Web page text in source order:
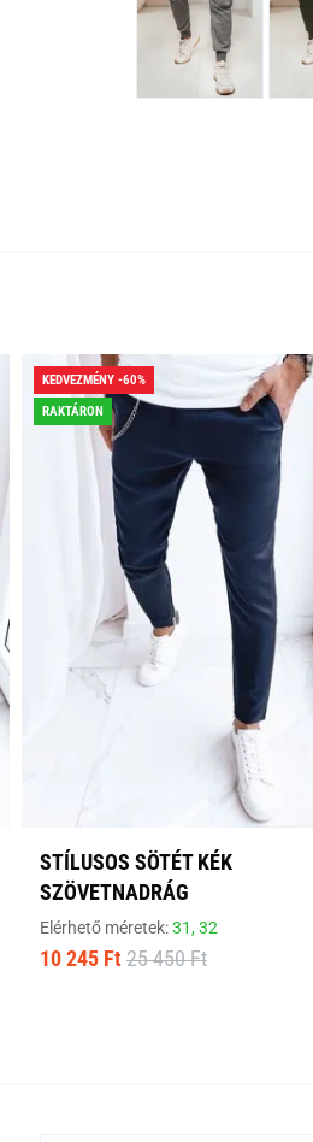
KEDVEZMÉNY -60%
RAKTÁRON
STÍLUSOS SÖTÉT KÉK
SZÖVETNADRÁG
Elérhető méretek:31,32
10 245 Ft 25 450 Ft